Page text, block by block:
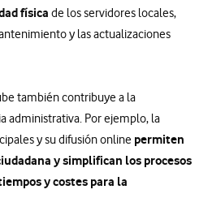
física de los servidores locales,
y las actualizaciones
también contribuye a la
administrativa. Por ejemplo, la
y su difusión online permiten
y simplifican los procesos
y costes para la